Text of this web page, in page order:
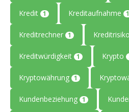
Kredit 1 Kreditaufnahme 1
Kreditrechner 1
Kreditwürdigkeit 1 Krypto
Kryptowährung 1
Kundenbeziehung 1